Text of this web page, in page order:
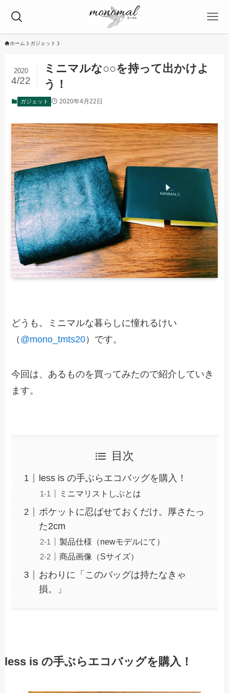
ホーム ガジェット
ミニマルな○○を持って出かけよ
う！
2020
4/22
ガジェット 2020年4月22日
どうも。ミニマルな暮らしに憧れるけい
（ @mono_tmts20）です。
今回は、あるものを買ってみたので紹介していき
ます。
目次
less is の手ぶらエコバッグを購入！
ミニマリストしぶとは
ポケットに忍ばせておくだけ。厚さたっ
た2cm
製品仕様（newモデルにて）
商品画像（Sサイズ）
おわりに「このバッグは持たなきゃ
損。」
less is の手ぶらエコバッグを購入！